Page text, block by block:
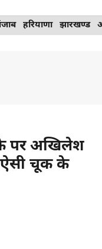
हरियाणा झारखण्ड
पर अखिलेश
चूक के